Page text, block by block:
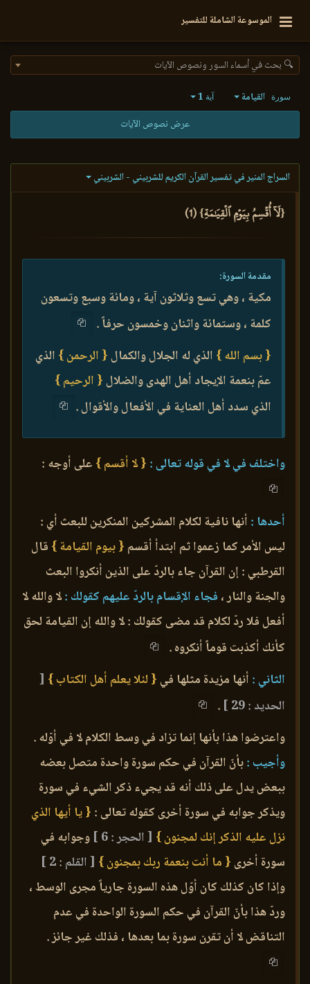
الموسوعة الشاملة للتفسير
🔍 بحث في أسماء السور ونصوص الآيات
سورة القيامة آية 1
عرض نصوص الآيات
السراج المنير في تفسير القرآن الكريم للشربيني - الشربيني
{لَآ أُقۡسِمُ بِيَوۡمِ ٱلۡقِيَٰمَةِ} (1)
مقدمة السورة:
مكية ، وهي تسع وثلاثون آية ، ومائة وسبع وتسعون
كلمة ، وستمائة واثنان وخمسون حرفاً .
{ بسم الله } الذي له الجلال والكمال { الرحمن } الذي
عمّ بنعمة الإيجاد أهل الهدى والضلال { الرحيم }
الذي سدد أهل العناية في الأفعال والأقوال .
واختلف في لا في قوله تعالى : { لا أقسم } على أوجه :
أحدها : أنها نافية لكلام المشركين المنكرين للبعث أي :
ليس الأمر كما زعموا ثم ابتدأ أقسم { بيوم القيامة } قال
القرطبي : إن القرآن جاء بالردّ على الذين أنكروا البعث
والجنة والنار ، فجاء الإقسام بالردّ عليهم كقولك :لا والله لا
أفعل فلا ردّ لكلام قد مضى كقولك : لا والله إن القيامة لحق
كأنك أكذبت قوماً أنكروه .
الثاني : أنها مزيدة مثلها في { لئلا يعلم أهل الكتاب } [
الحديد : 29 ]
.
واعترضوا هذا بأنها إنما تزاد في وسط الكلام لا في أوّله .
وأجيب :بأنّ القرآن في حكم سورة واحدة متصل بعضه
ببعض يدل على ذلك أنه قد يجيء ذكر الشيء في سورة
ويذكر جوابه في سورة أخرى كقوله تعالى : { يا أيها الذي
نزل عليه الذكر إنك لمجنون } [ الحجر : 6 ]
وجوابه في
سورة أخرى { ما أنت بنعمة ربك بمجنون } [ القلم : 2 ]
وإذا كان كذلك كان أوّل هذه السورة جارياً مجرى الوسط ،
وردّ هذا بأنّ القرآن في حكم السورة الواحدة في عدم
التناقض لا أن تقرن سورة بما بعدها ، فذلك غير جائز .